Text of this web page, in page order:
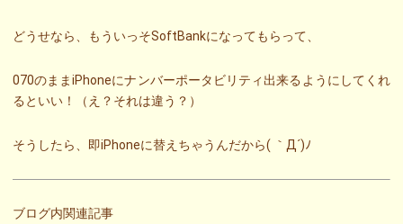
どうせなら、もういっそSoftBankになってもらって、
070のままiPhoneにナンバーポータビリティ出来るようにしてくれ
るといい！（え？それは違う？）
そうしたら、即iPhoneに替えちゃうんだから( ｀Д´)ﾉ
ブログ内関連記事